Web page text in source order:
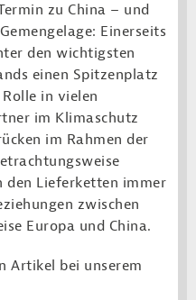
zu China – und
Einerseits
den wichtigsten
einen Spitzenplatz
in vielen
im Klimaschutz
im Rahmen der
den Lieferketten immer
zwischen
Europa und China.
Artikel bei unserem